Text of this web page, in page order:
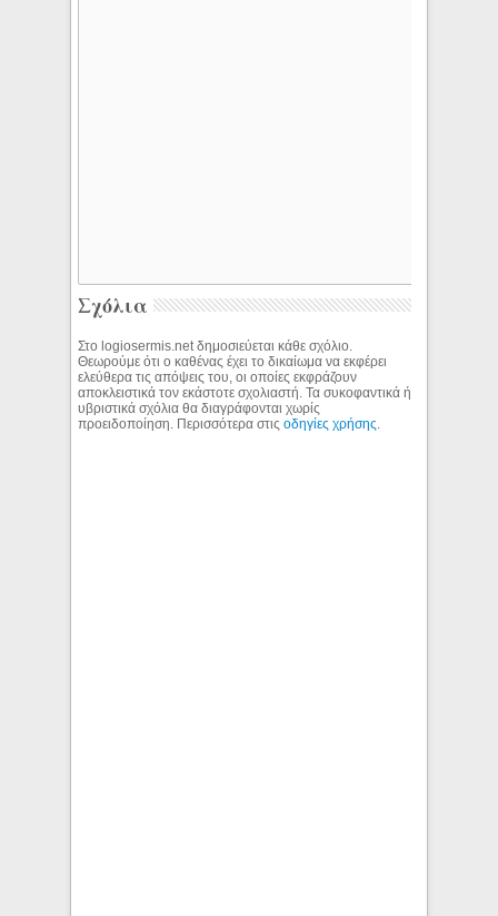
Σχόλια
Στο logiosermis.net δημοσιεύεται κάθε σχόλιο.
Θεωρούμε ότι ο καθένας έχει το δικαίωμα να εκφέρει
ελεύθερα τις απόψεις του, οι οποίες εκφράζουν
αποκλειστικά τον εκάστοτε σχολιαστή. Τα συκοφαντικά ή
υβριστικά σχόλια θα διαγράφονται χωρίς
προειδοποίηση. Περισσότερα στιςοδηγίες χρήσης